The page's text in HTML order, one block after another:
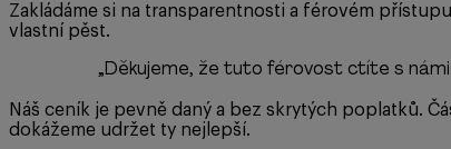
Zakládáme si na transparentnosti a férovém
vlastní pěst.
„Děkujeme, že tuto férovost ctíte s námi
Náš ceník je pevně daný a bez skrytých poplatků.
dokážeme udržet ty nejlepší.